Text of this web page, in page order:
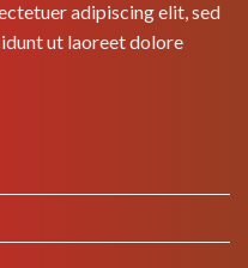
adipiscing elit, sed
ut laoreet dolore